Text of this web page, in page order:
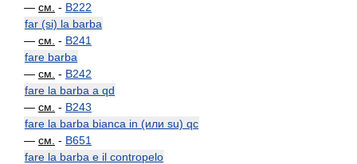
— см. - B222
far (si) la barba
— см. - B241
fare barba
— см. - B242
fare la barba a qd
— см. - B243
fare la barba bianca in (или su) qc
— см. - B651
fare la barba e il contropelo